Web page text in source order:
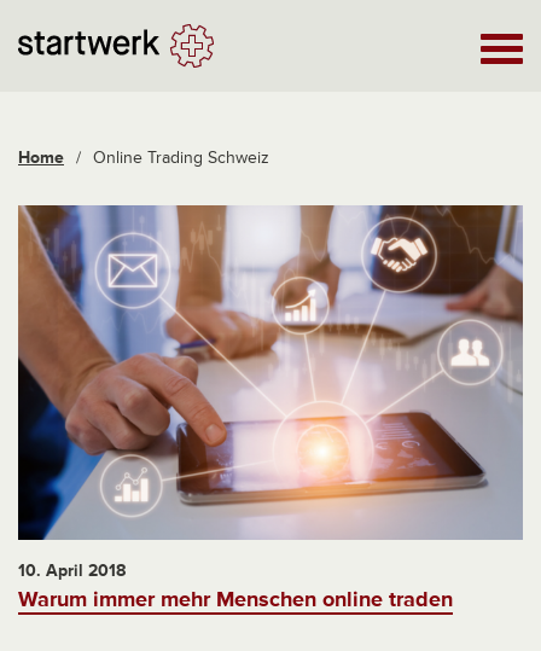
Home / Online Trading Schweiz
10. April 2018
Warum immer mehr Menschen online traden